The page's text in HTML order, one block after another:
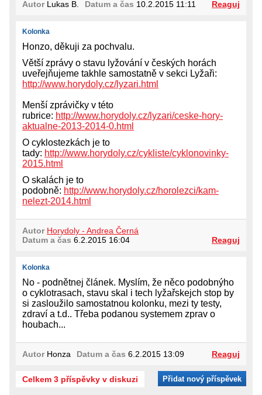
AutorLukas B. Datum a čas 10.2.2015 11:11 Reaguj
Kolonka
Honzo, děkuji za pochvalu.
Větší zprávy o stavu lyžování v českých horách
uveřejňujeme takhle samostatně v sekci Lyžaři:
http://www.horydoly.cz/lyzari.html
Menší zprávičky v této
rubrice: http://www.horydoly.cz/lyzari/ceske-hory-
aktualne-2013-2014-0.html
O cyklostezkách je to
tady: http://www.horydoly.cz/cykliste/cyklonovinky-
2015.html
O skalách je to
podobně: http://www.horydoly.cz/horolezci/kam-
nelezt-2014.html
Autor Horydoly - Andrea Černá
Datum a čas 6.2.2015 16:04 Reaguj
Kolonka
No - podnětnej článek. Myslím, že něco podobnýho
o cyklotrasach, stavu skal i tech lyžařskejch stop by
si zasloužilo samostatnou kolonku, mezi ty testy,
zdraví a t.d.. Třeba podanou systemem zprav o
houbach...
AutorHonza Datum a čas 6.2.2015 13:09 Reaguj
Celkem 3 příspěvky v diskuzi Přidat nový příspěvek